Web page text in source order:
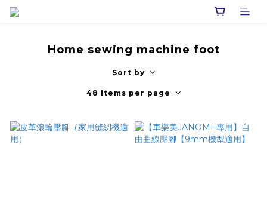
Home sewing machine foot
Sort by
48 Items per page